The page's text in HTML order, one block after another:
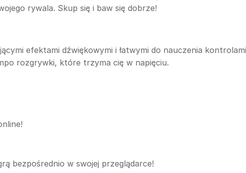
rywala. Skup się i baw się dobrze!
efektami dźwiękowymi i łatwymi do nauczenia
rozgrywki, które trzyma cię w napięciu.
bezpośrednio w swojej przeglądarce!